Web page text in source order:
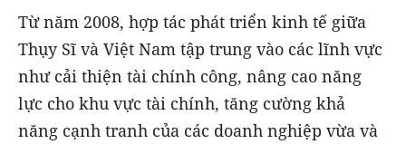
Từ năm 2008, hợp tác phát triển kinh tế giữa
Thụy Sĩ và Việt Nam tập trung vào các lĩnh vực
như cải thiện tài chính công, nâng cao năng
lực cho khu vực tài chính, tăng cường khả
năng cạnh tranh của các doanh nghiệp vừa và